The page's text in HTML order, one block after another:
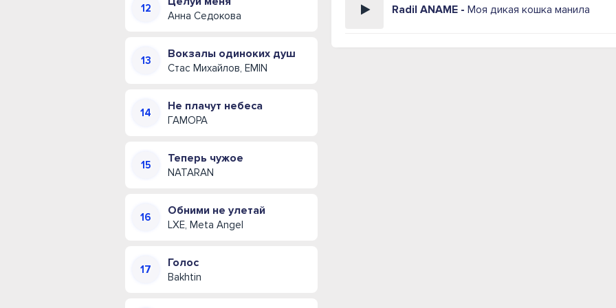
Анна Седокова
Вокзалы одиноких душ
Стас Михайлов, EMIN
Не плачут небеса
ГАМОРА
Теперь чужое
NATARAN
Обними не улетай
LXE, Meta Angel
Голос
Bakhtin
Radil ANAME - Моя дикая кошка манила